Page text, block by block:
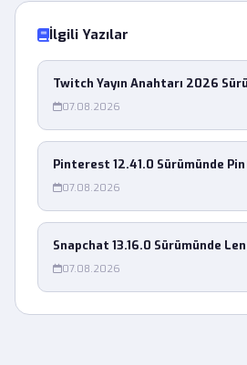
İlgili Yazılar
Twitch Yayın Anahtarı 2026
07.08.2026
Pinterest 12.41.0 Sürümünde
07.08.2026
Snapchat 13.16.0 Sürümünde
07.08.2026